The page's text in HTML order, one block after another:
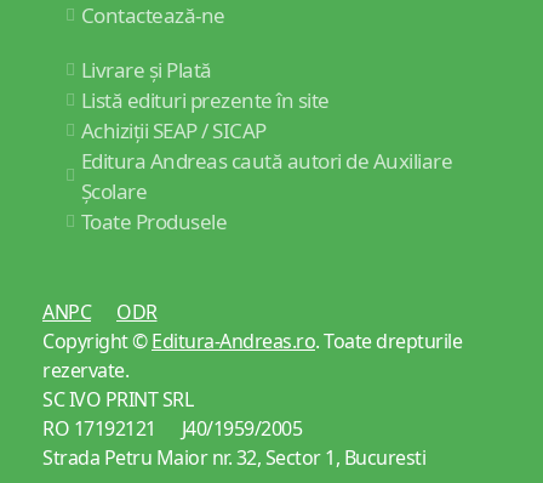
Contactează-ne
Livrare și Plată
Listă edituri prezente în site
Achiziții SEAP / SICAP
Editura Andreas caută autori de Auxiliare
Școlare
Toate Produsele
ANPC
ODR
Copyright ©Editura-Andreas.ro. Toate drepturile
rezervate.
SC IVO PRINT SRL
RO 17192121 J40/1959/2005
Strada Petru Maior nr. 32, Sector 1, Bucuresti